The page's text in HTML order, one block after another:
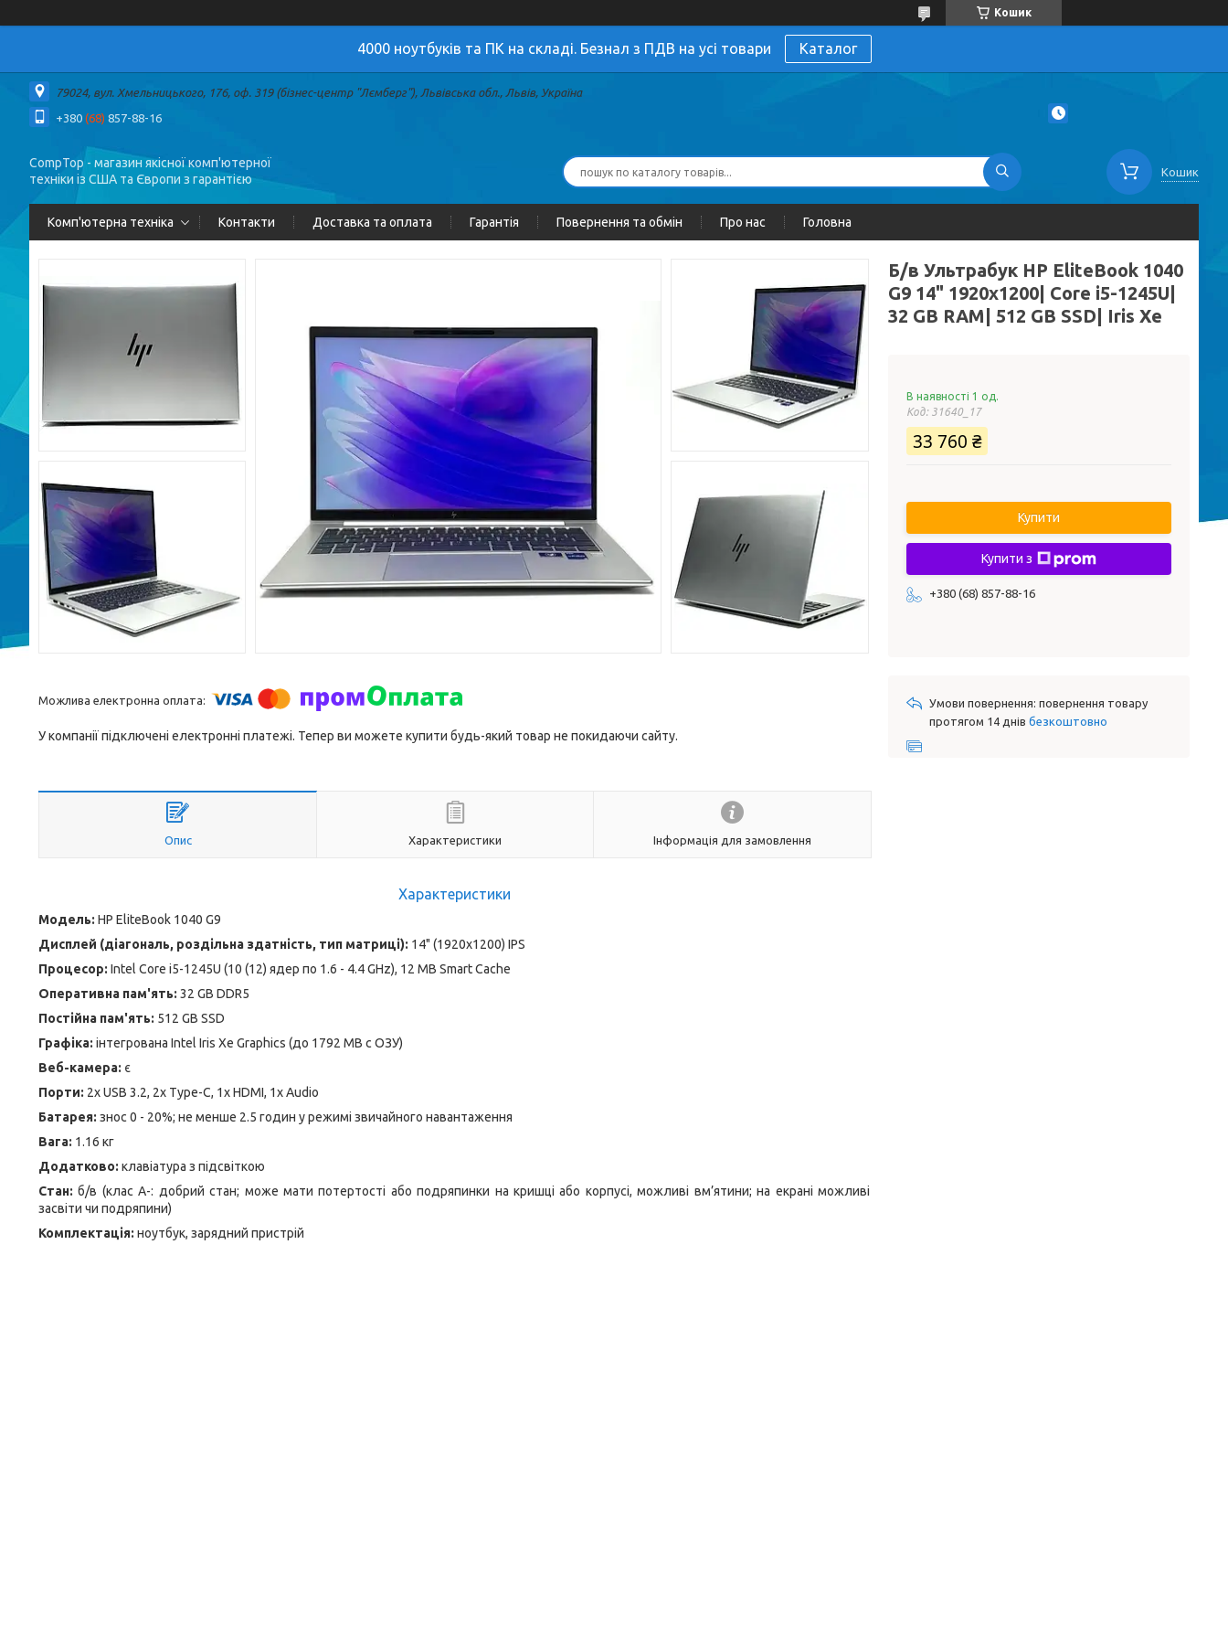
Кошик
4000 ноутбуків та ПК на складі. Безнал з ПДВ на усі товари Каталог
79024, вул. Хмельницького, 176, оф. 319 (бізнес-центр "Лємберг"), Львівська обл., Львів, Україна
+380 (68) 857-88-16
CompTop - магазин якісної комп'ютерної
техніки із США та Європи з гарантією
Кошик
Комп'ютерна техніка Контакти Доставка та оплата Гарантія Повернення та обмін Про нас Головна
У компанії підключені електронні платежі. Тепер ви можете купити будь-який товар не покидаючи сайту.
Опис Характеристики Інформація для замовлення
Характеристики
Модель: HP EliteBook 1040 G9
Дисплей (діагональ, роздільна здатність, тип матриці): 14" (1920x1200) IPS
Процесор: Intel Core i5-1245U (10 (12) ядер по 1.6 - 4.4 GHz), 12 MB Smart Cache
Оперативна пам'ять: 32 GB DDR5
Постійна пам'ять: 512 GB SSD
Графіка: інтегрована Intel Iris Xe Graphics (до 1792 MB с ОЗУ)
Веб-камера: є
Порти: 2x USB 3.2, 2x Type-C, 1x HDMI, 1x Audio
Батарея: знос 0 - 20%; не менше 2.5 годин у режимі звичайного навантаження
Вага: 1.16 кг
Додатково: клавіатура з підсвіткою
Стан: б/в (клас А-: добрий стан; може мати потертості або подряпинки на кришці або корпусі, можливі вм’ятини; на екрані можливі
засвіти чи подряпини)
Комплектація: ноутбук, зарядний пристрій
Б/в Ультрабук HP EliteBook 1040
G9 14" 1920x1200| Core i5-1245U|
32 GB RAM| 512 GB SSD| Iris Xe
В наявності 1 од.
Код: 31640_17
33 760 ₴
Купити
Купити з
+380 (68) 857-88-16
повернення товару
протягом 14 днів безкоштовно